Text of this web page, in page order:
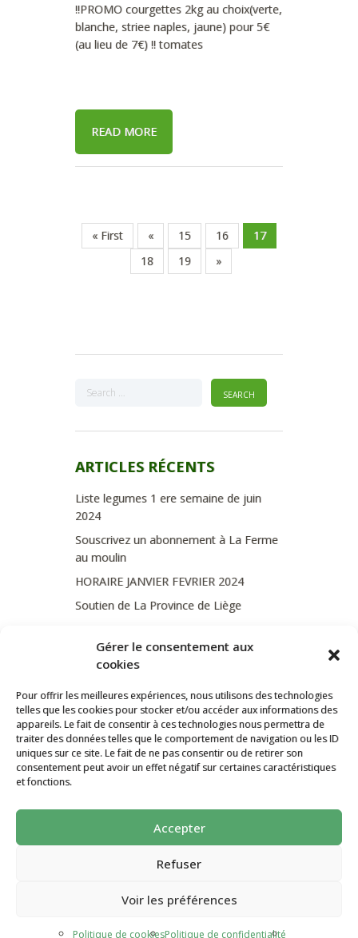
Gérer le consentement aux
cookies
Pour offrir les meilleures expériences, nous utilisons des technologies
telles que les cookies pour stocker et/ou accéder aux informations des
appareils. Le fait de consentir à ces technologies nous permettra de
traiter des données telles que le comportement de navigation ou les ID
uniques sur ce site. Le fait de ne pas consentir ou de retirer son
consentement peut avoir un effet négatif sur certaines caractéristiques
et fonctions.
Accepter
Refuser
Voir les préférences
Politique de cookiesPolitique de confidentialité
!!PROMO courgettes 2kg au choix(verte,
blanche, striee naples, jaune) pour 5€
(au lieu de 7€) !! tomates
READ MORE
« First « 15 16
17
18
19 »
ARTICLES RÉCENTS
Liste legumes 1 ere semaine de juin
2024
Souscrivez un abonnement à La Ferme
au moulin
HORAIRE JANVIER FEVRIER 2024
Soutien de La Province de Liège
DIMANCHE 3/09 DE 10H A 18H
CATÉGORIES
Non classé
réservés